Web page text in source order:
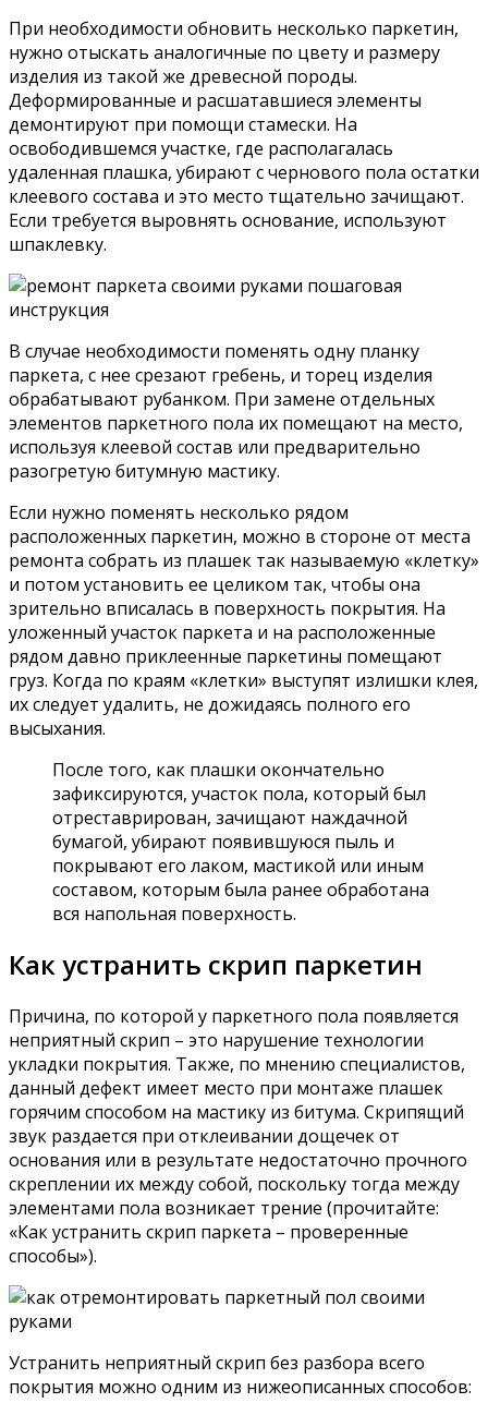
При необходимости обновить несколько паркетин,
нужно отыскать аналогичные по цвету и размеру
изделия из такой же древесной породы.
Деформированные и расшатавшиеся элементы
демонтируют при помощи стамески. На
освободившемся участке, где располагалась
удаленная плашка, убирают с чернового пола остатки
клеевого состава и это место тщательно зачищают.
Если требуется выровнять основание, используют
шпаклевку.
В случае необходимости поменять одну планку
паркета, с нее срезают гребень, и торец изделия
обрабатывают рубанком. При замене отдельных
элементов паркетного пола их помещают на место,
используя клеевой состав или предварительно
разогретую битумную мастику.
Если нужно поменять несколько рядом
расположенных паркетин, можно в стороне от места
ремонта собрать из плашек так называемую «клетку»
и потом установить ее целиком так, чтобы она
зрительно вписалась в поверхность покрытия. На
уложенный участок паркета и на расположенные
рядом давно приклеенные паркетины помещают
груз. Когда по краям «клетки» выступят излишки клея,
их следует удалить, не дожидаясь полного его
высыхания.
После того, как плашки окончательно
зафиксируются, участок пола, который был
отреставрирован, зачищают наждачной
бумагой, убирают появившуюся пыль и
покрывают его лаком, мастикой или иным
составом, которым была ранее обработана
вся напольная поверхность.
Как устранить скрип паркетин
Причина, по которой у паркетного пола появляется
неприятный скрип – это нарушение технологии
укладки покрытия. Также, по мнению специалистов,
данный дефект имеет место при монтаже плашек
горячим способом на мастику из битума. Скрипящий
звук раздается при отклеивании дощечек от
основания или в результате недостаточно прочного
скреплении их между собой, поскольку тогда между
элементами пола возникает трение (прочитайте:
«Как устранить скрип паркета – проверенные
способы»).
Устранить неприятный скрип без разбора всего
покрытия можно одним из нижеописанных способов: